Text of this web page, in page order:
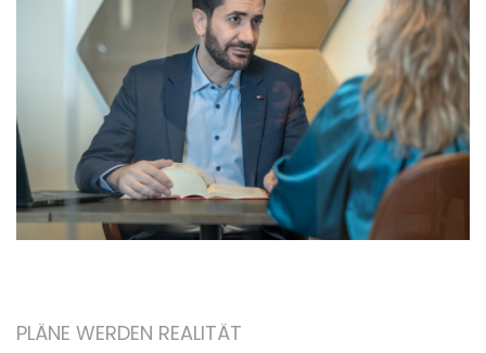
PLÄNE WERDEN REALITÄT